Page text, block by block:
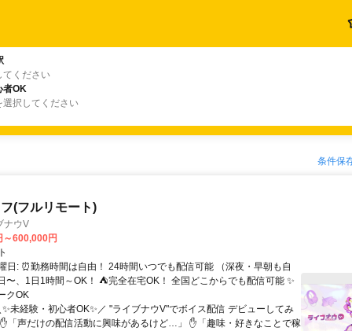
てください
者OK
選択してください
条件保
(フルリモート)
ナウV
600,000円
日: ⏰勤務時間は自由！ 24時間いつでも配信可能 （深夜・早朝も自
〜、1日1時間～OK！ ⛺完全在宅OK！ 全国どこからでも配信可能 ✨
クOK
未経験・初心者OK✨／ "ライブナウV"でボイス配信 デビューしてみ
「声だけの配信活動に興味があるけど…」 ✋「趣味・好きなことで稼